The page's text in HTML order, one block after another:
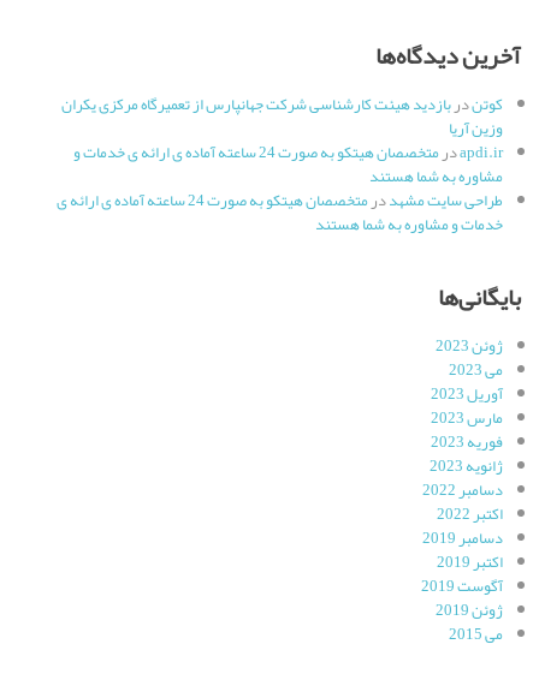
آخرین دیدگاه‌ها
کوتندربازدید هیئت کارشناسی شرکت جهانپارس از تعمیرگاه مرکزی یکران
وزین آریا
apdi.irدر متخصصان هیتکو به صورت 24 ساعته آماده ی ارائه ی خدمات و
مشاوره به شما هستند
طراحی سایت مشهددر متخصصان هیتکو به صورت 24 ساعته آماده ی ارائه ی
خدمات و مشاوره به شما هستند
بایگانی‌ها
ژوئن 2023
می 2023
آوریل 2023
مارس 2023
فوریه 2023
ژانویه 2023
دسامبر 2022
اکتبر 2022
دسامبر 2019
اکتبر 2019
آگوست 2019
ژوئن 2019
می 2015